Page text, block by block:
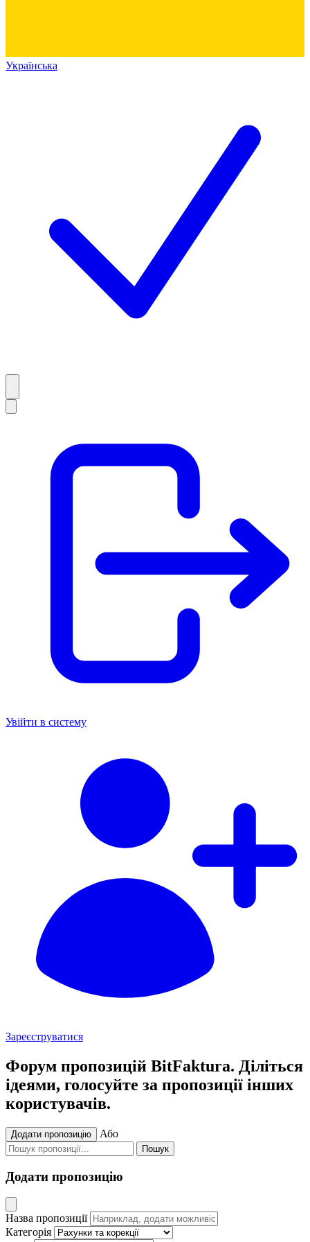
Українська
Увійти в систему
Зареєструватися
Форум пропозицій BitFaktura. Діліться
ідеями, голосуйте за пропозиції інших
користувачів.
Додати пропозицію Або
Пошук
Додати пропозицію
Назва пропозиції
Категорія